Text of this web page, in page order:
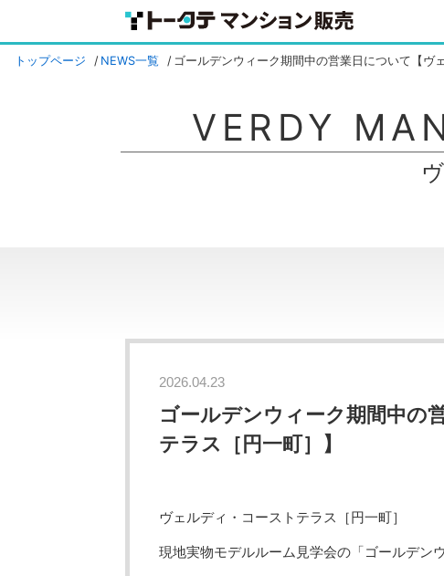
トップページ NEWS一覧 ゴールデンウィーク期間中の営業日について【ヴ
VERDY
2026.04.23
ゴールデンウィーク期間中の
テラス［円一町］】
ヴェルディ・コーストテラス［円一町］
現地実物モデルルーム見学会の「ゴールデン